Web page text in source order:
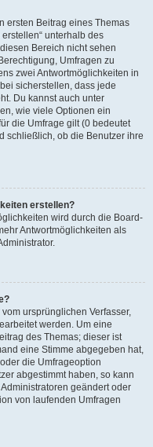
ersten Beitrag eines Themas
unterhalb des
Bereich nicht sehen
Umfragen zu
zwei Antwortmöglichkeiten in
sicherstellen, dass jede
Du kannst auch unter
wie viele Optionen ein
die Umfrage gilt (0 bedeutet
schließlich, ob die Benutzer ihre
erstellen?
wird durch die Board-
Antwortmöglichkeiten als
ursprünglichen Verfasser,
werden. Um eine
des Themas; dieser ist
eine Stimme abgegeben hat,
die Umfrageoption
abgestimmt haben, so kann
geändert oder
von laufenden Umfragen